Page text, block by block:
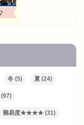
冬 (5) 夏 (24)
(97)
難易度★★★★ (31)